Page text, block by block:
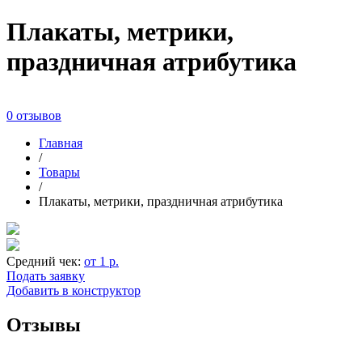
Плакаты, метрики,
праздничная атрибутика
0 отзывов
Главная
/
Товары
/
Плакаты, метрики, праздничная атрибутика
Средний чек: от 1 р.
Подать заявку
Добавить в конструктор
Отзывы